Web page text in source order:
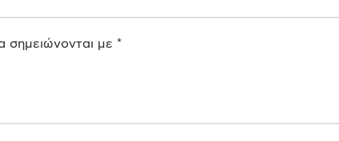
σημειώνονται με *